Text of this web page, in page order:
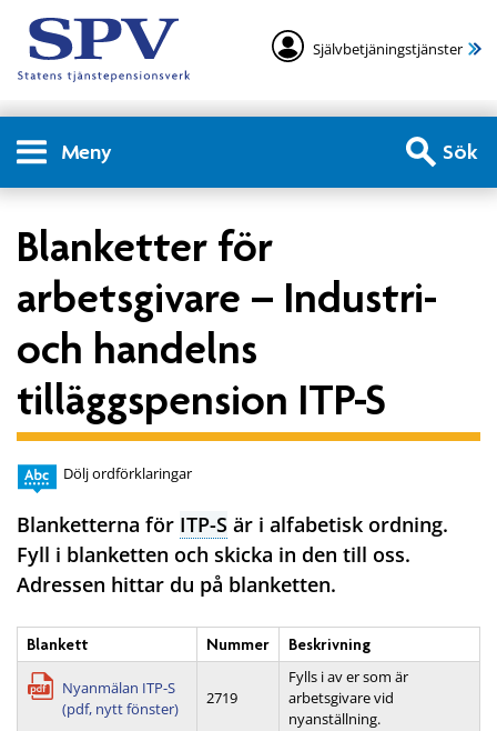
Självbetjäningstjänster
Meny Sök
Blanketter för
arbetsgivare – Industri-
och handelns
tilläggspension ITP-S
Dölj ordförklaringar
Blanketterna för ITP-S är i alfabetisk ordning.
Fyll i blanketten och skicka in den till oss.
Adressen hittar du på blanketten.
Blankett Nummer Beskrivning
Nyanmälan ITP-S
(pdf, nytt fönster)
2719
Fylls i av er som är
arbetsgivare vid
nyanställning.